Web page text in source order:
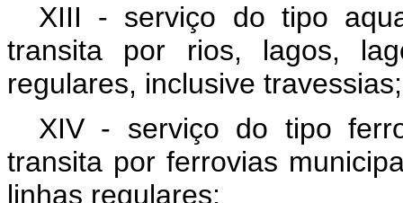
XIII - serviço do tipo
transita por rios, lagos,
regulares, inclusive travessias;
XIV - serviço do tipo
transita por ferrovias
linhas regulares;